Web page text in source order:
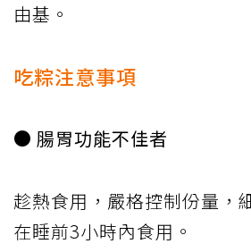
由基。
吃粽注意事項
● 腸胃功能不佳者
趁熱食用，嚴格控制份量，
在睡前3小時內食用。